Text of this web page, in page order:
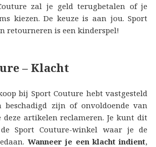
zal je geld terugbetalen of je
kiezen. De keuze is aan jou. Sport
retourneren is een kinderspel!
– Klacht
bij Sport Couture hebt vastgesteld
zijn of onvoldoende van
artikelen reclameren. Je kunt dit
Sport Couture-winkel waar je de
Wanneer je een klacht indient,